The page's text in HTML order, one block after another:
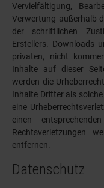
Vervielfältigung,
Verwertung außerhalb
der schriftlichen
Erstellers. Downloads
privaten, nicht
Inhalte auf dieser
werden die
Inhalte Dritter als
eine
einen
Rechtsverletzungen
entfernen.
Datenschutz